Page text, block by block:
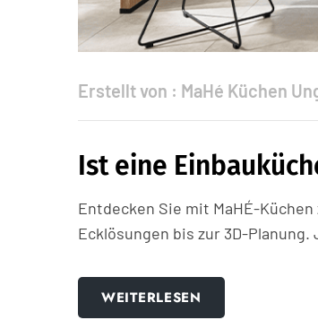
Erstellt von : MaHé Küchen
Ist eine
Entdecken Sie mit MaHÉ-
Ecklösungen bis zur 3D-
WEITERLESEN